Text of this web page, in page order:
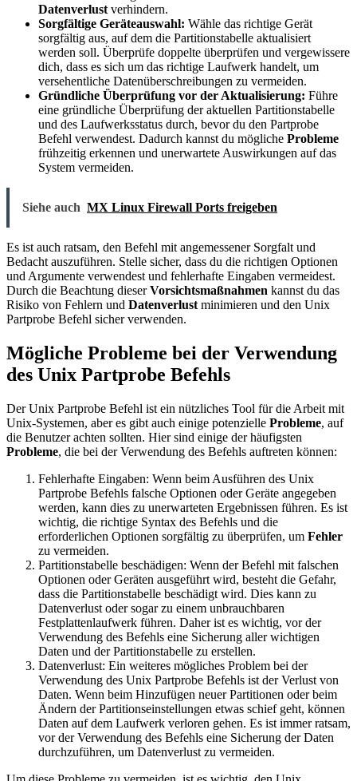
Datenverlust verhindern.
Sorgfältige Geräteauswahl: Wähle das richtige Gerät
sorgfältig aus, auf dem die Partitionstabelle aktualisiert
werden soll. Überprüfe doppelte überprüfen und vergewissere
dich, dass es sich um das richtige Laufwerk handelt, um
versehentliche Datenüberschreibungen zu vermeiden.
Gründliche Überprüfung vor der Aktualisierung: Führe
eine gründliche Überprüfung der aktuellen Partitionstabelle
und des Laufwerksstatus durch, bevor du den Partprobe
Befehl verwendest. Dadurch kannst du mögliche Probleme
frühzeitig erkennen und unerwartete Auswirkungen auf das
System vermeiden.
Siehe auch MX Linux Firewall Ports freigeben
Es ist auch ratsam, den Befehl mit angemessener Sorgfalt und
Bedacht auszuführen. Stelle sicher, dass du die richtigen Optionen
und Argumente verwendest und fehlerhafte Eingaben vermeidest.
Durch die Beachtung dieserVorsichtsmaßnahmen kannst du das
Risiko von Fehlern und Datenverlust minimieren und den Unix
Partprobe Befehl sicher verwenden.
Mögliche Probleme bei der Verwendung
des Unix Partprobe Befehls
Der Unix Partprobe Befehl ist ein nützliches Tool für die Arbeit mit
Unix-Systemen, aber es gibt auch einige potenzielle Probleme, auf
die Benutzer achten sollten. Hier sind einige der häufigsten
Probleme, die bei der Verwendung des Befehls auftreten können:
Fehlerhafte Eingaben: Wenn beim Ausführen des Unix
Partprobe Befehls falsche Optionen oder Geräte angegeben
werden, kann dies zu unerwarteten Ergebnissen führen. Es ist
wichtig, die richtige Syntax des Befehls und die
erforderlichen Optionen sorgfältig zu überprüfen, um Fehler
zu vermeiden.
Partitionstabelle beschädigen: Wenn der Befehl mit falschen
Optionen oder Geräten ausgeführt wird, besteht die Gefahr,
dass die Partitionstabelle beschädigt wird. Dies kann zu
Datenverlust oder sogar zu einem unbrauchbaren
Festplattenlaufwerk führen. Daher ist es wichtig, vor der
Verwendung des Befehls eine Sicherung aller wichtigen
Daten und der Partitionstabelle zu erstellen.
Datenverlust: Ein weiteres mögliches Problem bei der
Verwendung des Unix Partprobe Befehls ist der Verlust von
Daten. Wenn beim Hinzufügen neuer Partitionen oder beim
Ändern der Partitionseinstellungen etwas schief geht, können
Daten auf dem Laufwerk verloren gehen. Es ist immer ratsam,
vor der Verwendung des Befehls eine Sicherung der Daten
durchzuführen, um Datenverlust zu vermeiden.